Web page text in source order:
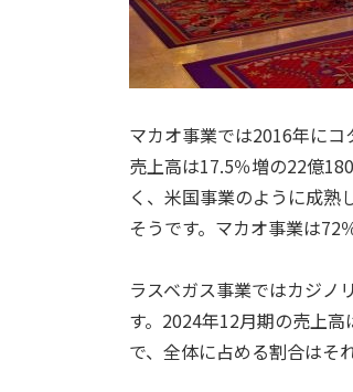
マカオ事業では2016年にコ
売上高は17.5％増の22億
く、米国事業のように成熟
そうです。マカオ事業は72
ラスベガス事業ではカジノ
す。2024年12月期の売上
で、全体に占める割合はそ